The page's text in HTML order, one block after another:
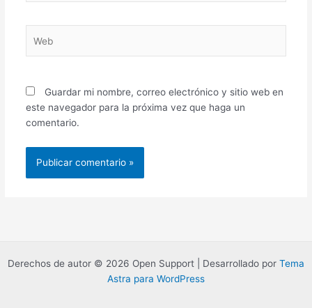
Guardar mi nombre, correo electrónico y sitio web en
este navegador para la próxima vez que haga un
comentario.
Derechos de autor © 2026 Open Support | Desarrollado por Tema
Astra para WordPress